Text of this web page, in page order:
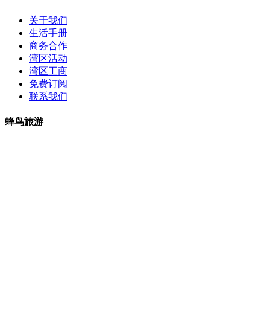
关于我们
生活手册
商务合作
湾区活动
湾区工商
免费订阅
联系我们
蜂鸟旅游